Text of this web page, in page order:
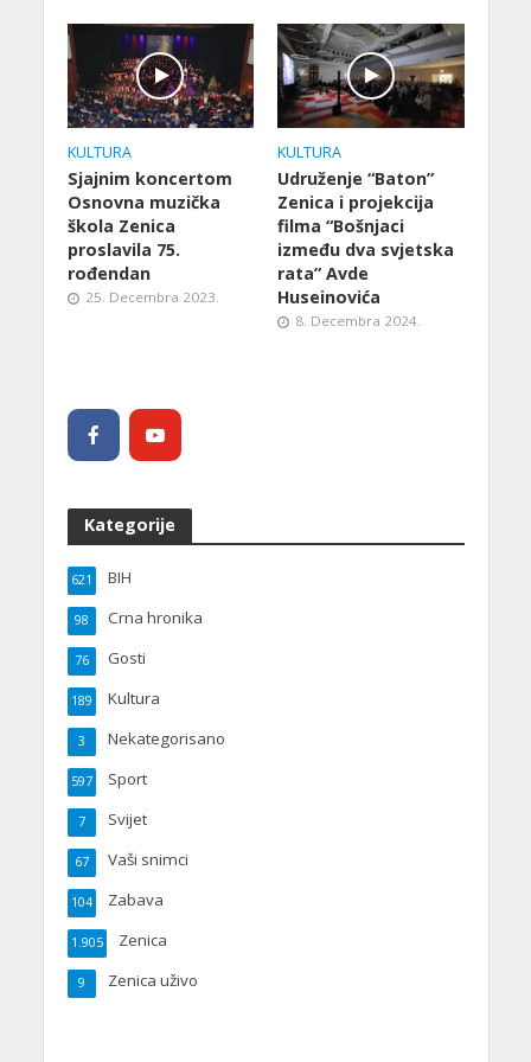
KULTURA
Sjajnim koncertom
Osnovna muzička
škola Zenica
proslavila 75.
rođendan
25. Decembra 2023.
KULTURA
Udruženje “Baton”
Zenica i projekcija
filma “Bošnjaci
između dva svjetska
rata” Avde
Huseinovića
8. Decembra 2024.
Kategorije
BIH
621
Crna hronika
98
Gosti
76
Kultura
189
Nekategorisano
3
Sport
597
Svijet
7
Vaši snimci
67
Zabava
104
Zenica
1.905
Zenica uživo
9